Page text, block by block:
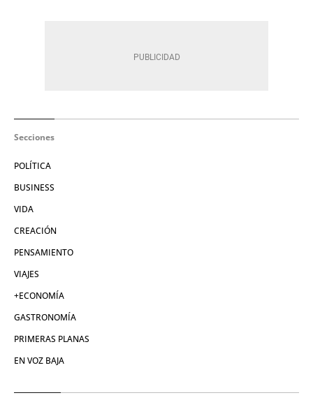
Secciones
POLÍTICA
BUSINESS
VIDA
CREACIÓN
PENSAMIENTO
VIAJES
+ECONOMÍA
GASTRONOMÍA
PRIMERAS PLANAS
EN VOZ BAJA